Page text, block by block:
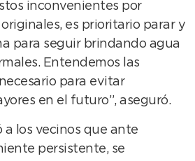
inconvenientes por
es prioritario parar y
para seguir brindando agua
Entendemos las
para evitar
en el futuro”, aseguró.
a los vecinos que ante
persistente, se